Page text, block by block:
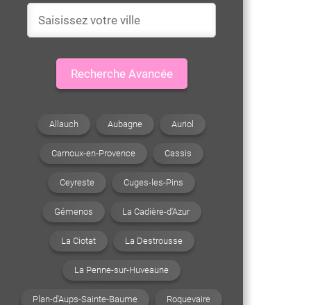
Recherche Avancée
Allauch Aubagne Auriol
Carnoux-en-Provence Cassis
Ceyreste Cuges-les-Pins
Gémenos La Cadière-d'Azur
La Ciotat La Destrousse
La Penne-sur-Huveaune
Plan-d'Aups-Sainte-Baume Roquevaire